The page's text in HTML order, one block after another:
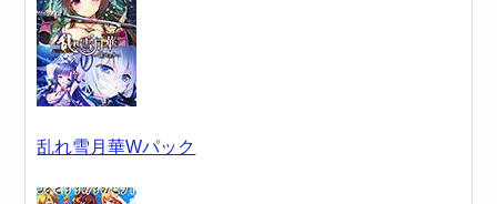
乱れ雪月華Wパック